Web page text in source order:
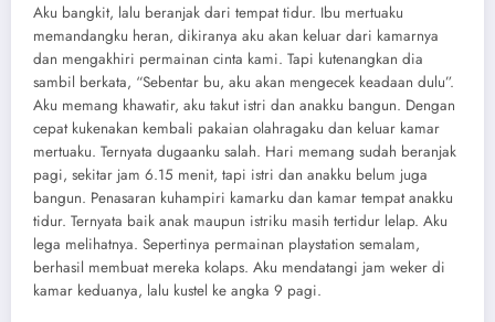
Aku bangkit, lalu beranjak dari tempat tidur. Ibu mertuaku
memandangku heran, dikiranya aku akan keluar dari kamarnya
dan mengakhiri permainan cinta kami. Tapi kutenangkan dia
sambil berkata, “Sebentar bu, aku akan mengecek keadaan dulu”.
Aku memang khawatir, aku takut istri dan anakku bangun. Dengan
cepat kukenakan kembali pakaian olahragaku dan keluar kamar
mertuaku. Ternyata dugaanku salah. Hari memang sudah beranjak
pagi, sekitar jam 6.15 menit, tapi istri dan anakku belum juga
bangun. Penasaran kuhampiri kamarku dan kamar tempat anakku
tidur. Ternyata baik anak maupun istriku masih tertidur lelap. Aku
lega melihatnya. Sepertinya permainan playstation semalam,
berhasil membuat mereka kolaps. Aku mendatangi jam weker di
kamar keduanya, lalu kustel ke angka 9 pagi.